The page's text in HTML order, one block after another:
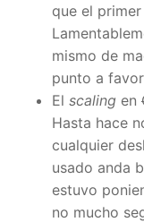
que el
mismo de
punto a
El scaling en
Hasta hace
cualquier
usado anda
estuvo
no mucho